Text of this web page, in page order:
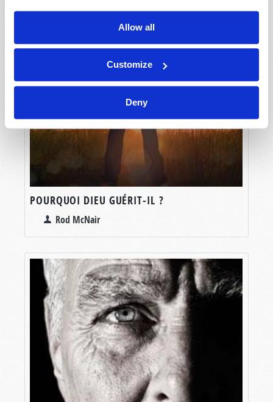
Allow all
Customize
Deny
POURQUOI DIEU GUÉRIT-IL ?
Rod McNair